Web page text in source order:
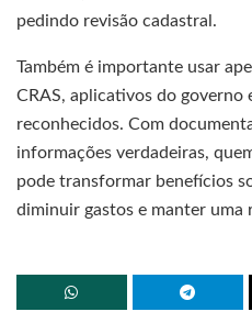
pedindo revisão cadastral.
Também é importante usar
CRAS, aplicativos do
reconhecidos. Com
informações verdadeiras,
pode transformar benefícios
diminuir gastos e manter uma